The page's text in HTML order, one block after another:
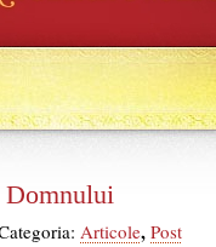
Articole, Post